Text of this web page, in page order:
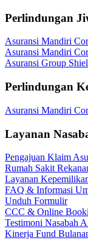
Perlindungan
Asuransi Mandiri
Asuransi Mandiri
Asuransi Group
Perlindungan
Asuransi Mandiri
Layanan
Pengajuan Klaim
Rumah Sakit
Layanan
FAQ & Informasi
Unduh Formulir
CCC & Online
Testimoni Nasabah
Kinerja Fund